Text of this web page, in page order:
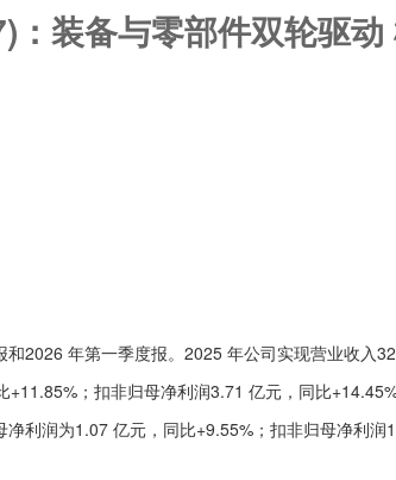
：装备与零部件双轮驱
2026 年第一季度报。2025 年公司实现营业收入
+11.85%；扣非归母净利润3.71 亿元，同比
利润为1.07 亿元，同比+9.55%；扣非归母净利润